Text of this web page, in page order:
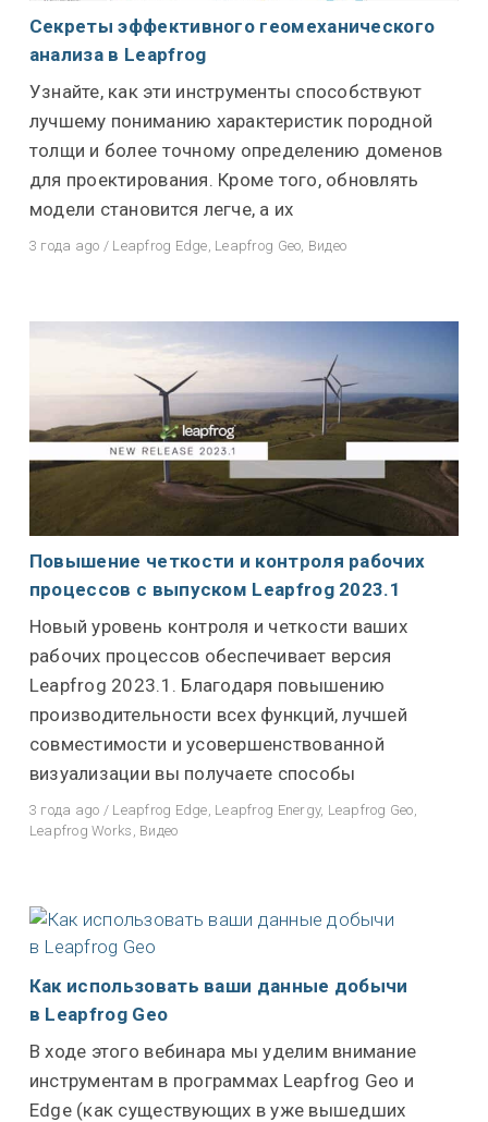
Секреты эффективного геомеханического
анализа в Leapfrog
Узнайте, как эти инструменты способствуют
лучшему пониманию характеристик породной
толщи и более точному определению доменов
для проектирования. Кроме того, обновлять
модели становится легче, а их
3 года ago / Leapfrog Edge Leapfrog Geo Видео
Повышение четкости и контроля рабочих
процессов с выпуском Leapfrog 2023.1
Новый уровень контроля и четкости ваших
рабочих процессов обеспечивает версия
Leapfrog 2023.1. Благодаря повышению
производительности всех функций, лучшей
совместимости и усовершенствованной
визуализации вы получаете способы
3 года ago / Leapfrog Edge Leapfrog Energy, Leapfrog Geo
Leapfrog Works Видео
Как использовать ваши данные добычи
в Leapfrog Geo
В ходе этого вебинара мы уделим внимание
инструментам в программах Leapfrog Geo и
Edge (как существующих в уже вышедших